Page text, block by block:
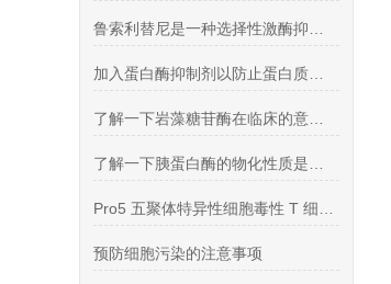
预防细胞污染的注意事项